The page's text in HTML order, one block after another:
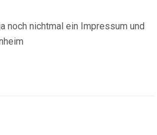
noch nichtmal ein Impressum und